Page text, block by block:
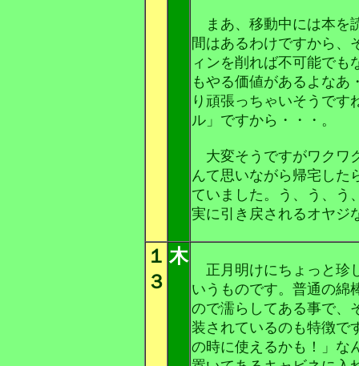
まあ、移動中には本を
間はあるわけですから、
ィンを削れば不可能でも
もやる価値があるよなあ
り頑張っちゃいそうです
ル」ですから・・・。
大変そうですがワクワ
んて思いながら帰宅した
ていました。う、う、う
実に引き戻されるオヤジ
１
３
木
正月明けにちょっと珍
いうものです。普通の綿
ので濡らしてある事で、
装されているのも特徴で
の時に使えるかも！」な